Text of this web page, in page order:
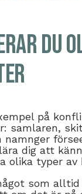
du
på
samlaren,
namnger
dig att
olika typer av
som